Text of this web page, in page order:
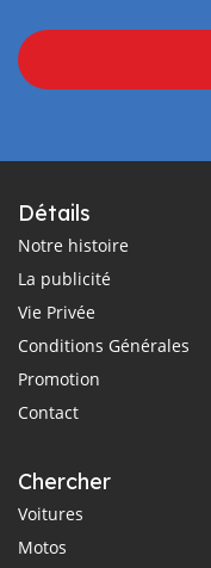
Détails
Notre histoire
La publicité
Vie Privée
Conditions Générales
Promotion
Contact
Chercher
Voitures
Motos